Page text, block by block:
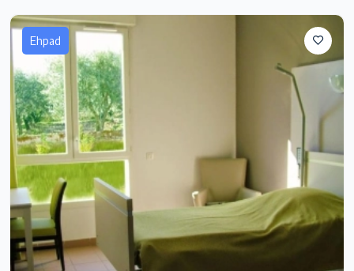
Ehpad